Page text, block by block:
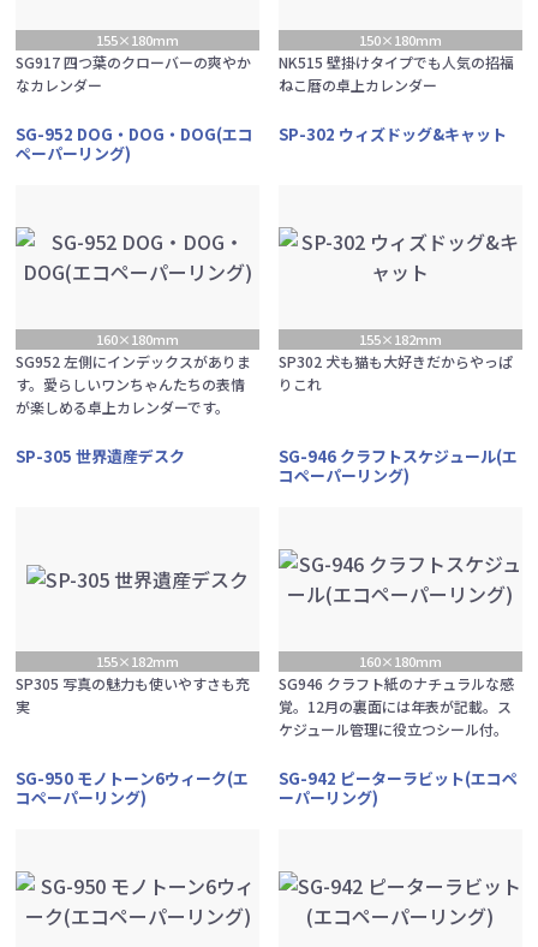
155×180mm
SG917 四つ葉のクローバーの爽やか
なカレンダー
150×180mm
NK515 壁掛けタイプでも人気の招福
ねこ暦の卓上カレンダー
SG-952 DOG・DOG・DOG(エコ
ペーパーリング)
160×180mm
SG952 左側にインデックスがありま
す。愛らしいワンちゃんたちの表情
が楽しめる卓上カレンダーです。
SP-302 ウィズドッグ&キャット
155×182mm
SP302 犬も猫も大好きだからやっぱ
りこれ
SP-305 世界遺産デスク
155×182mm
SP305 写真の魅力も使いやすさも充
実
SG-946 クラフトスケジュール(エ
コペーパーリング)
160×180mm
SG946 クラフト紙のナチュラルな感
覚。12月の裏面には年表が記載。ス
ケジュール管理に役立つシール付。
SG-950 モノトーン6ウィーク(エ
コペーパーリング)
SG-942 ピーターラビット(エコペ
ーパーリング)